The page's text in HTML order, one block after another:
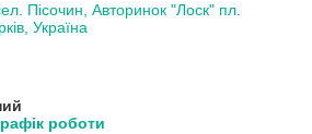
Пісочин, Авторинок "Лоск" пл.
Україна
роботи